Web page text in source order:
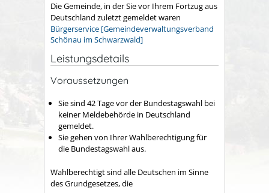
Die Gemeinde, in der Sie vor Ihrem Fortzug aus
Deutschland zuletzt gemeldet waren
Bürgerservice [Gemeindeverwaltungsverband
Schönau im Schwarzwald]
Leistungsdetails
Voraussetzungen
Sie sind 42 Tage vor der Bundestagswahl bei
keiner Meldebehörde in Deutschland
gemeldet.
Sie gehen von Ihrer Wahlberechtigung für
die Bundestagswahl aus.
Wahlberechtigt sind alle Deutschen im Sinne
des Grundgesetzes, die